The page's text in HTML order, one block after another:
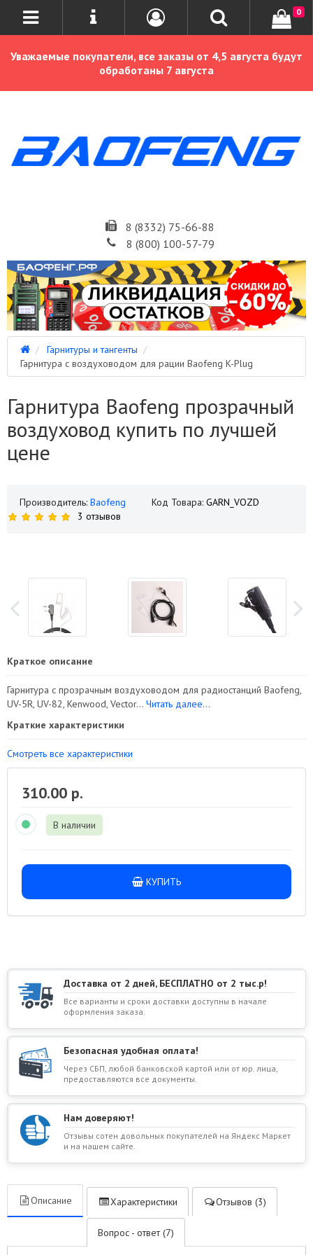
Уважаемые покупатели, все заказы от 4,5 августа будут
обработаны 7 августа
8 (8332) 75-66-88
8 (800) 100-57-79
0
Гарнитуры и тангенты
Гарнитура с воздуховодом для рации Baofeng K-Plug
Гарнитура Baofeng прозрачный
воздуховод купить по лучшей
цене
Производитель: Baofeng Код Товара: GARN_VOZD
3 отзывов
Краткое описание
Гарнитура с прозрачным воздуховодом для радиостанций Baofeng,
UV-5R, UV-82, Kenwood, Vector... Читать далее...
Краткие характеристики
Смотреть все характеристики
310.00 р.
В наличии
КУПИТЬ
Доставка от 2 дней, БЕСПЛАТНО от 2 тыс.р!
Все варианты и сроки доставки доступны в начале
оформления заказа.
Безопасная удобная оплата!
Через СБП, любой банковской картой или от юр. лица,
предоставляются все документы.
Нам доверяют!
Отзывы сотен довольных покупателей на Яндекс Маркет
и на нашем сайте.
Описание Характеристики Отзывов (3)
Вопрос - ответ (7)